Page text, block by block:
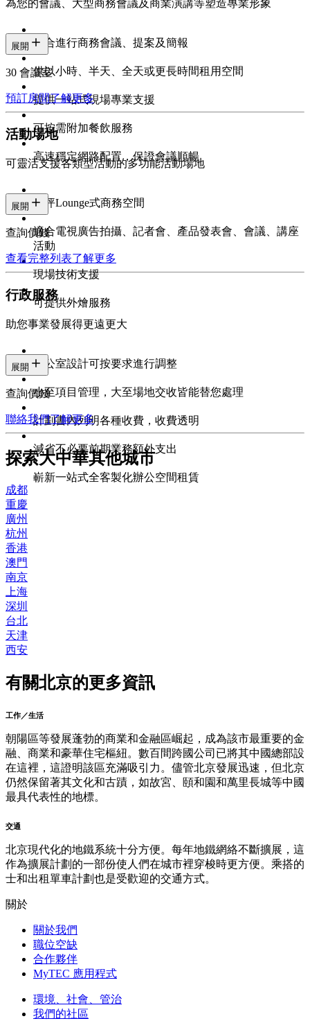
為您的會議、大型商務會議及商業演講等塑造專業形象
適合進行商務會議、提案及簡報
供以小時、半天、全天或更長時間租用空間
提供一站式現場專業支援
可按需附加餐飲服務
高速穩定網路配置，保證會議順暢
展開
30 會議室
預訂房間了解更多
活動場地
可靈活支援各類型活動的多功能活動場地
百坪Lounge式商務空間
適合電視廣告拍攝、記者會、產品發表會、會議、講座
活動
現場技術支援
可提供外燴服務
展開
查詢價錢
查看完整列表了解更多
行政服務
助您事業發展得更遠更大
辦公室設計可按要求進行調整
小至項目管理，大至場地交收皆能替您處理
計劃書內列明各種收費，收費透明
減省不必要前期業務額外支出
嶄新一站式全客製化辦公空間租賃
展開
查詢價錢
聯絡我們了解更多
探索大中華其他城市
成都
重慶
廣州
杭州
香港
澳門
南京
上海
深圳
台北
天津
西安
有關北京的更多資訊
工作／生活
朝陽區等發展蓬勃的商業和金融區崛起，成為該市最重要的金
融、商業和豪華住宅樞紐。數百間跨國公司已將其中國總部設
在這裡，這證明該區充滿吸引力。儘管北京發展迅速，但北京
仍然保留著其文化和古蹟，如故宮、頤和園和萬里長城等中國
最具代表性的地標。
交通
北京現代化的地鐵系統十分方便。每年地鐵網絡不斷擴展，這
作為擴展計劃的一部份使人們在城市裡穿梭時更方便。乘搭的
士和出租單車計劃也是受歡迎的交通方式。
關於
關於我們
職位空缺
合作夥伴
MyTEC 應用程式
環境、社會、管治
我們的社區